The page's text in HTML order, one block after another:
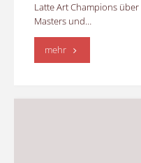
Latte Art Champions
Masters und…
mehr"London
Festival: